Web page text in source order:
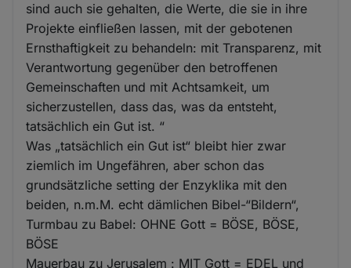
sind auch sie gehalten, die Werte, die sie in ihre
Projekte einfließen lassen, mit der gebotenen
Ernsthaftigkeit zu behandeln: mit Transparenz, mit
Verantwortung gegenüber den betroffenen
Gemeinschaften und mit Achtsamkeit, um
sicherzustellen, dass das, was da entsteht,
tatsächlich ein Gut ist. “
Was „tatsächlich ein Gut ist“ bleibt hier zwar
ziemlich im Ungefähren, aber schon das
grundsätzliche setting der Enzyklika mit den
beiden, n.m.M. echt dämlichen Bibel-“Bildern“,
Turmbau zu Babel: OHNE Gott = BÖSE, BÖSE,
BÖSE
Mauerbau zu Jerusalem : MIT Gott = EDEL und